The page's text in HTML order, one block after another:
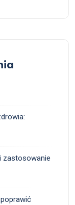
zastosowanie